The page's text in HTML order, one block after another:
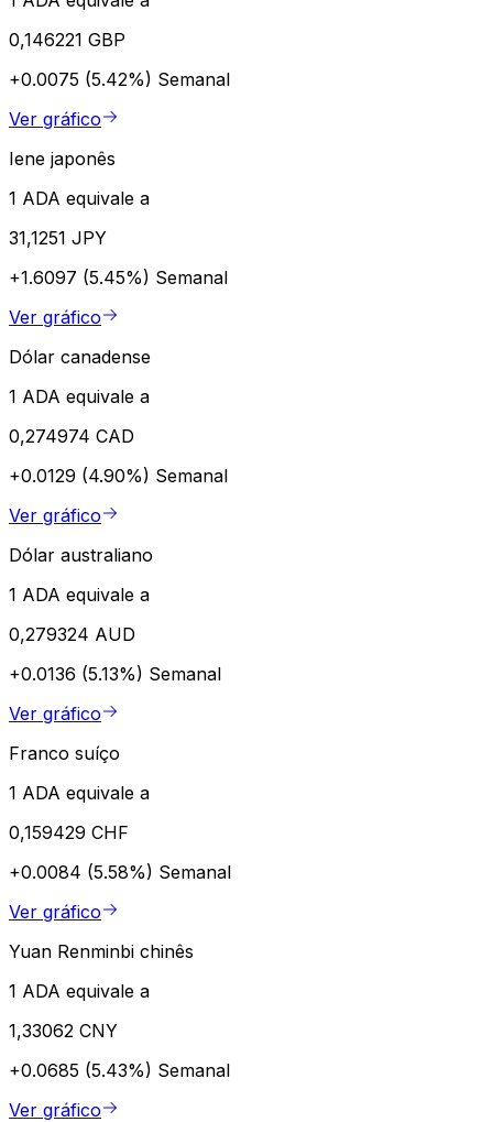
0,146221 GBP
+0.0075 (5.42%) Semanal
Ver gráfico
Iene japonês
1 ADA equivale a
31,1251 JPY
+1.6097 (5.45%) Semanal
Ver gráfico
Dólar canadense
1 ADA equivale a
0,274974 CAD
+0.0129 (4.90%) Semanal
Ver gráfico
Dólar australiano
1 ADA equivale a
0,279324 AUD
+0.0136 (5.13%) Semanal
Ver gráfico
Franco suíço
1 ADA equivale a
0,159429 CHF
+0.0084 (5.58%) Semanal
Ver gráfico
Yuan Renminbi chinês
1 ADA equivale a
1,33062 CNY
+0.0685 (5.43%) Semanal
Ver gráfico